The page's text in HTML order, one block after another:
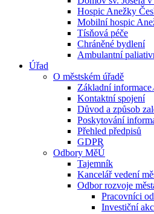
Hospic Anežky
Mobilní hospic
Tísňová péče
Chráněné bydlení
Ambulantní
Úřad
O městském úřadě
Základní informace
Kontaktní spojení
Důvod a způsob
Poskytování
Přehled předpisů
GDPR
Odbory MěÚ
Tajemník
Kancelář vedení
Odbor rozvoje
Pracovníci
Investiční